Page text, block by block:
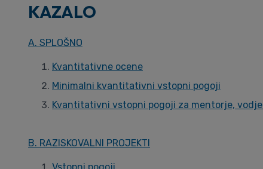
KAZALO
A. SPLOŠNO
Kvantitativne ocene
Minimalni kvantitativni vstopni pogoji
Kvantitativni vstopni pogoji za mentorje,
B. RAZISKOVALNI PROJEKTI
Vstopni pogoji